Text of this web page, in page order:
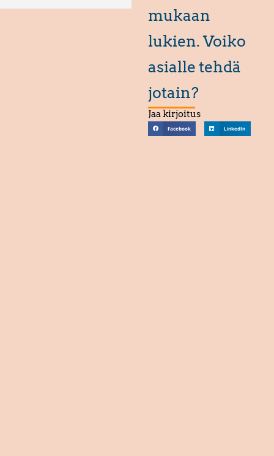
mukaan
lukien. Voiko
asialle tehdä
jotain?
Jaa kirjoitus
Facebook LinkedIn